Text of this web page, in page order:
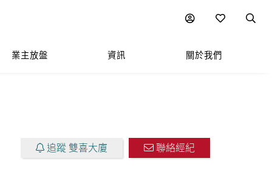
業主放盤 資訊 關於我們
附近熱門項目
追蹤 雙喜大廈 聯絡經紀